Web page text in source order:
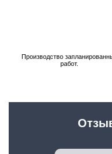
Производство
работ.